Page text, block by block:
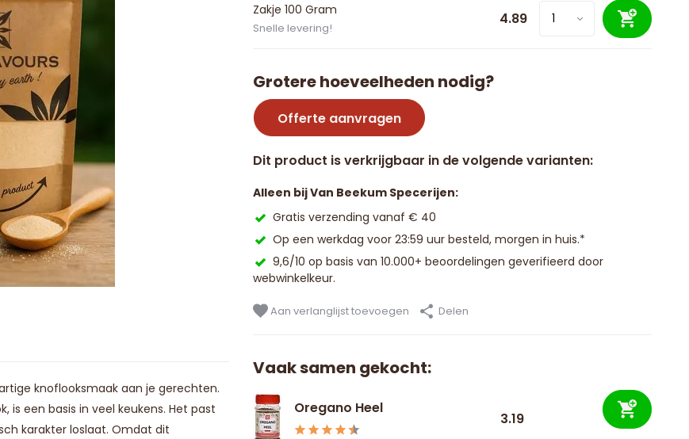
knoflooksmaak aan je gerechten.
is een basis in veel keukens. Het past
karakter loslaat. Omdat dit
Zakje 100 Gram
Snelle levering! 4.89
Grotere hoeveelheden nodig?
Offerte aanvragen
Dit product is verkrijgbaar in de volgende varianten:
Alleen bij Van Beekum Specerijen:
Gratis verzending vanaf € 40
Op een werkdag voor 23:59 uur besteld, morgen in huis.*
9,6/10 op basis van 10.000+ beoordelingen geverifieerd door
webwinkelkeur.
Aan verlanglijst toevoegen Delen
Vaak samen gekocht:
Oregano Heel
3.19